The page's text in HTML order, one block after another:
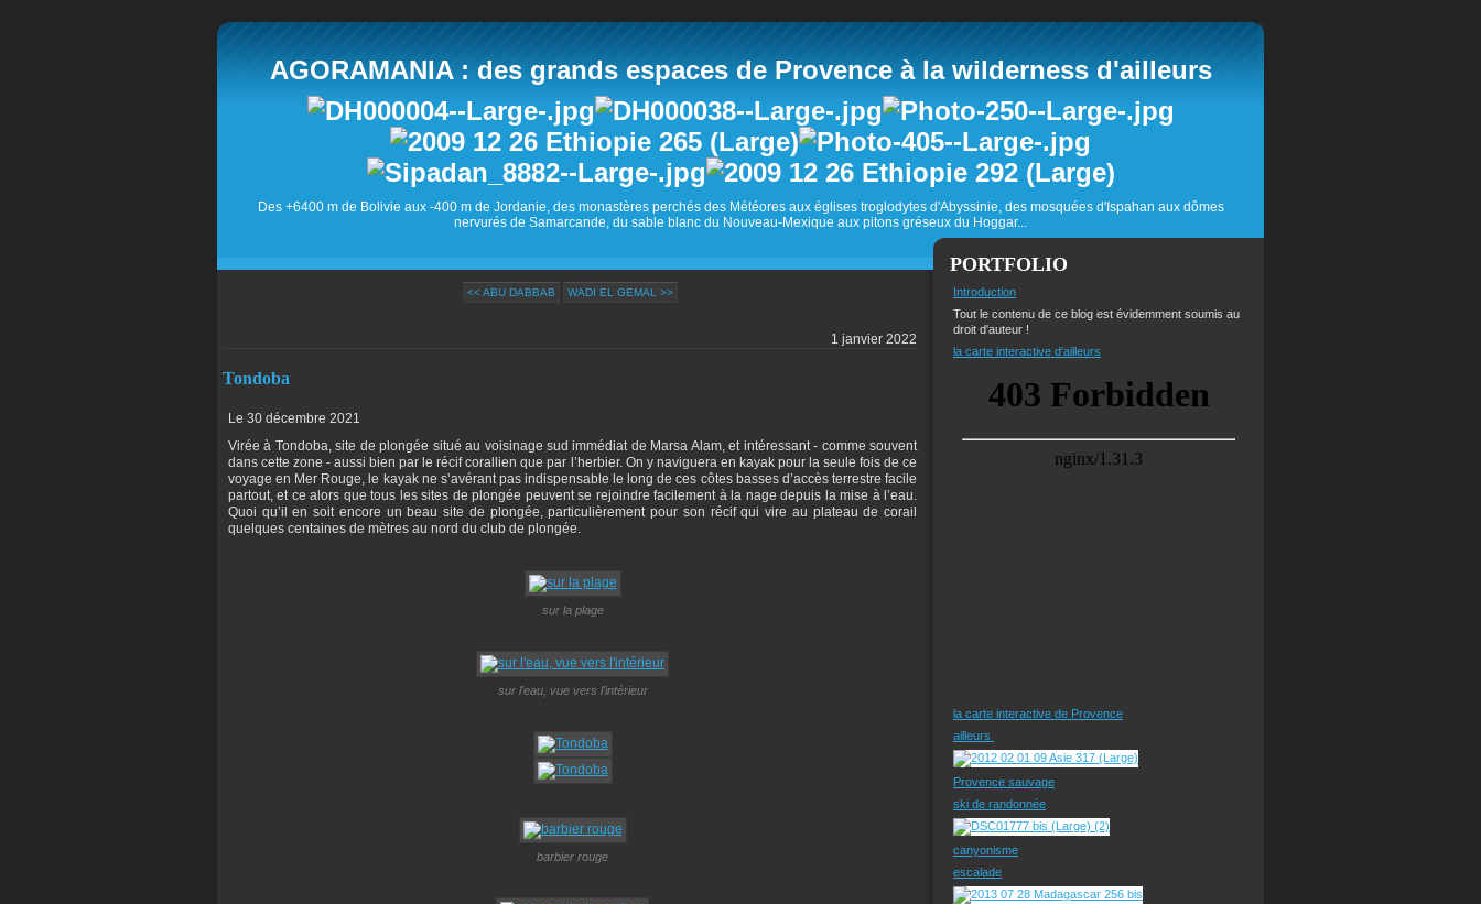
AGORAMANIA : des grands espaces de Provence à la wilderness d'ailleurs
Des +6400 m de Bolivie aux -400 m de Jordanie, des monastères perchés des Météores aux églises troglodytes d'Abyssinie, des mosquées d'Ispahan aux dômes
nervurés de Samarcande, du sable blanc du Nouveau-Mexique aux pitons gréseux du Hoggar...
<< ABU DABBAB WADI EL GEMAL >>
1 janvier 2022
Tondoba
Le 30 décembre 2021
Virée à Tondoba, site de plongée situé au voisinage sud immédiat de Marsa Alam, et intéressant - comme souvent
dans cette zone - aussi bien par le récif corallien que par l’herbier. On y naviguera en kayak pour la seule fois de ce
voyage en Mer Rouge, le kayak ne s’avérant pas indispensable le long de ces côtes basses d’accès terrestre facile
partout, et ce alors que tous les sites de plongée peuvent se rejoindre facilement à la nage depuis la mise à l’eau.
Quoi qu’il en soit encore un beau site de plongée, particulièrement pour son récif qui vire au plateau de corail
quelques centaines de mètres au nord du club de plongée.
sur la plage
sur l'eau, vue vers l'intérieur
barbier rouge
PORTFOLIO
Introduction
Tout le contenu de ce blog est évidemment soumis au
droit d'auteur !
la carte interactive d'ailleurs
la carte interactive de Provence
ailleurs
Provence sauvage
ski de randonnée
canyonisme
escalade